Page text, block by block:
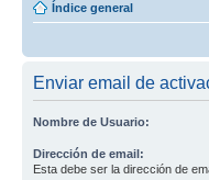
Índice general
Enviar email de
Nombre de Usuario:
Dirección de email:
Esta debe ser la dirección de